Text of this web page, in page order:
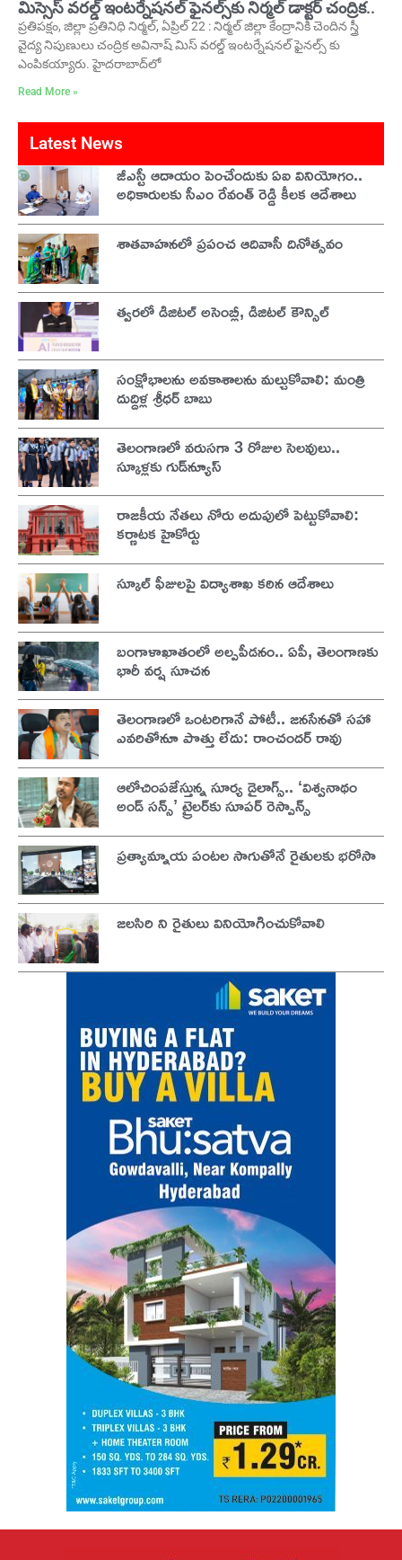
మిస్సెస్ వరల్డ్ ఇంటర్నేషనల్ ఫైనల్స్‌కు నిర్మల్ డాక్టర్ చంద్రిక..
ప్రతిపక్షం, జిల్లా ప్రతినిధి నిర్మల్, ఏప్రిల్ 22 : నిర్మల్ జిల్లా కేంద్రానికి చెందిన స్త్రీ
వైద్య నిపుణులు చంద్రిక అవినాష్ మిస్ వరల్డ్ ఇంటర్నేషనల్ ఫైనల్స్ కు
ఎంపికయ్యారు. హైదరాబాద్‌లో
Read More »
Latest News
జీఎస్టీ ఆదాయం పెంచేందుకు ఏఐ వినియోగం..
అధికారులకు సీఎం రేవంత్ రెడ్డి కీలక ఆదేశాలు
శాతవాహనలో ప్రపంచ ఆదివాసీ దినోత్సవం
త్వరలో డిజిటల్ అసెంబ్లీ, డిజిటల్ కౌన్సిల్
సంక్షోభాలను అవకాశాలను మల్చుకోవాలి: మంత్రి
దుద్దిళ్ల శ్రీధర్ బాబు
తెలంగాణలో వరుసగా 3 రోజుల సెలవులు..
స్కూళ్లకు గుడ్‌న్యూస్
రాజకీయ నేతలు నోరు అదుపులో పెట్టుకోవాలి:
కర్ణాటక హైకోర్టు
స్కూల్ ఫీజులపై విద్యాశాఖ కఠిన ఆదేశాలు
బంగాళాఖాతంలో అల్పపీడనం.. ఏపీ, తెలంగాణకు
భారీ వర్ష సూచన
తెలంగాణలో ఒంటరిగానే పోటీ.. జనసేనతో సహా
ఎవరితోనూ పొత్తు లేదు: రాంచందర్ రావు
ఆలోచింపజేస్తున్న సూర్య డైలాగ్స్.. ‘విశ్వనాథం
అండ్ సన్స్’ ట్రైలర్‌కు సూపర్ రెస్పాన్స్
ప్రత్యామ్నాయ పంటల సాగుతోనే రైతులకు భరోసా
జలసిరి ని రైతులు వినియోగించుకోవాలి